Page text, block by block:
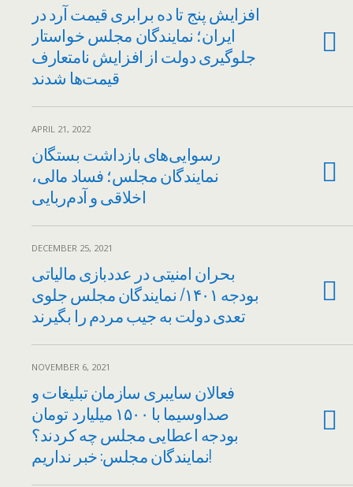
افزایش پنج تا ده برابری قیمت آرد در
ایران؛ نمایندگان مجلس خواستار
جلوگیری دولت از افزایش نامتعارف
قیمت‌ها شدند
APRIL 21, 2022
رسوایی‌های بازداشت بستگان
نمایندگان مجلس؛ فساد مالی،
اخلاقی و آدم‌ربایی
DECEMBER 25, 2021
بحران امنیتی در عددبازی مالیاتی
بودجه ۱۴۰۱/ نمایندگان مجلس جلوی
تعدی دولت به جیب مردم را بگیرند
NOVEMBER 6, 2021
فعالان سایبری سازمان تبلیغات و
صداوسیما با ۱۵۰۰ میلیارد تومان
بودجه اعطایی مجلس چه کردند؟
نمایندگان مجلس: خبر نداریم!